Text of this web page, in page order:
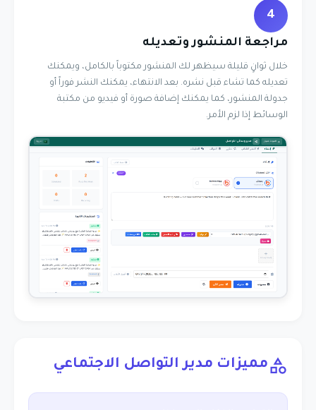
4
مراجعة المنشور وتعديله
خلال ثوانٍ قليلة سيظهر لك المنشور مكتوباً بالكامل، ويمكنك
تعديله كما تشاء قبل نشره. بعد الانتهاء، يمكنك النشر فوراً أو
جدولة المنشور، كما يمكنك إضافة صورة أو فيديو من مكتبة
الوسائط إذا لزم الأمر.
مميزات مدير التواصل الاجتماعي